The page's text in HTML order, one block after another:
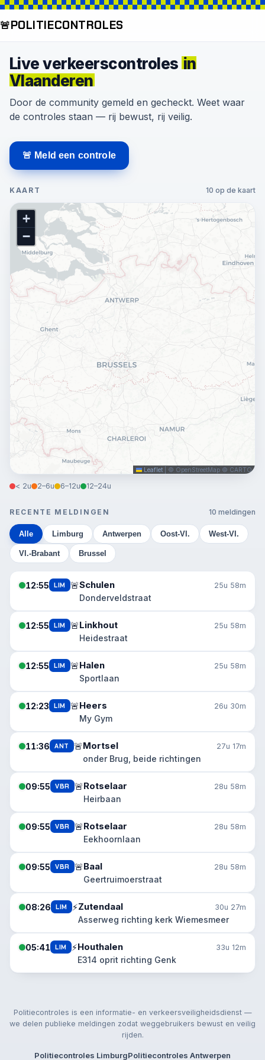
🚨POLITIECONTROLES
Live verkeerscontroles in
Vlaanderen
Door de community gemeld en gecheckt. Weet waar
de controles staan — rij bewust, rij veilig.
🚨 Meld een controle
KAART 10 op de kaart
+
−
Leaflet © OpenStreetMap © CARTO
< 2u 2–6u 6–12u 12–24u
RECENTE MELDINGEN 10 meldingen
Alle Limburg Antwerpen Oost-Vl. West-Vl.
Vl.-Brabant Brussel
12:55 LIM 🚨Schulen 25u 58m
Donderveldstraat
12:55 LIM 🚨Linkhout 25u 58m
Heidestraat
12:55 LIM 🚨Halen 25u 58m
Sportlaan
12:23 LIM 🚨Heers 26u 30m
My Gym
11:36 ANT 🚨Mortsel 27u 17m
onder Brug, beide richtingen
09:55 VBR 🚨Rotselaar 28u 58m
Heirbaan
09:55 VBR 🚨Rotselaar 28u 58m
Eekhoornlaan
09:55 VBR 🚨Baal 28u 58m
Geertruimoerstraat
08:26 LIM ⚡Zutendaal 30u 27m
Asserweg richting kerk Wiemesmeer
05:41 LIM ⚡Houthalen 33u 12m
E314 oprit richting Genk
Politiecontroles is een informatie- en verkeersveiligheidsdienst —
we delen publieke meldingen zodat weggebruikers bewust en veilig
rijden.
Politiecontroles LimburgPolitiecontroles Antwerpen